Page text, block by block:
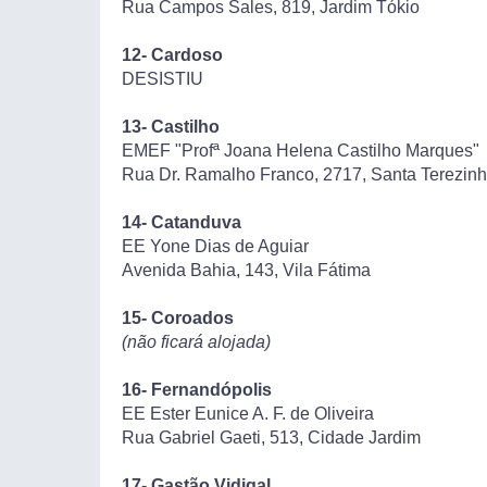
Rua Campos Sales, 819, Jardim Tókio
12- Cardoso
DESISTIU
13- Castilho
EMEF "Profª Joana Helena Castilho Marques"
Rua Dr. Ramalho Franco, 2717, Santa
14- Catanduva
EE Yone Dias de Aguiar
Avenida Bahia, 143, Vila Fátima
15- Coroados
(não ficará alojada)
16- Fernandópolis
EE Ester Eunice A. F. de Oliveira
Rua Gabriel Gaeti, 513, Cidade Jardim